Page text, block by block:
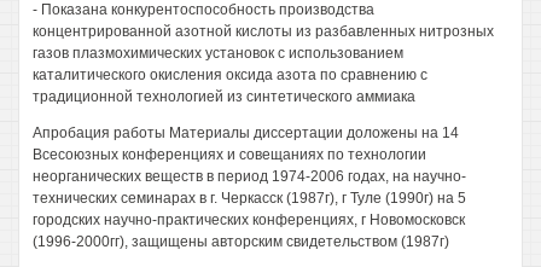
- Показана конкурентоспособность производства
концентрированной азотной кислоты из разбавленных нитрозных
газов плазмохимических установок с использованием
каталитического окисления оксида азота по сравнению с
традиционной технологией из синтетического аммиака
Апробация работы Материалы диссертации доложены на 14
Всесоюзных конференциях и совещаниях по технологии
неорганических веществ в период 1974-2006 годах, на научно-
технических семинарах в г. Черкасск (1987г), г Туле (1990г) на 5
городских научно-практических конференциях, г Новомосковск
(1996-2000гг), защищены авторским свидетельством (1987г)